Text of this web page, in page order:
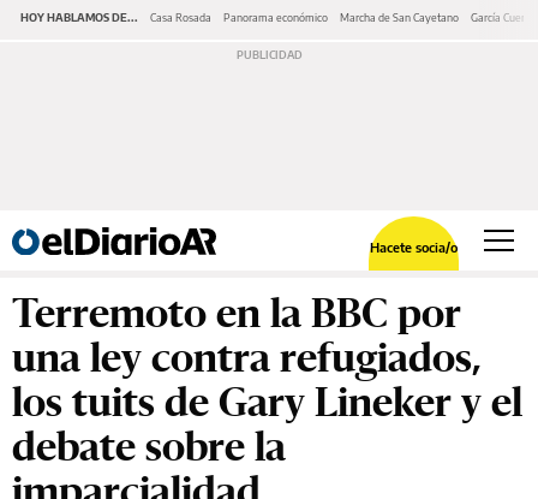
HOY HABLAMOS DE... Casa Rosada Panorama económico Marcha de San Cayetano García Cuerva
Hacete socia/o
Terremoto en la BBC por
una ley contra refugiados,
los tuits de Gary Lineker y el
debate sobre la